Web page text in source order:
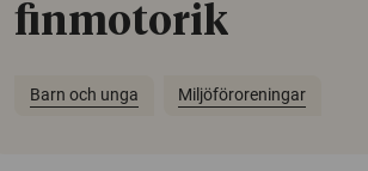
finmotorik
Barn och unga Miljöföroreningar